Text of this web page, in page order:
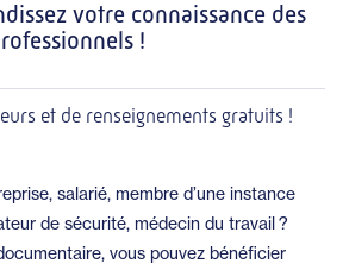
votre connaissance des
!
et de renseignements gratuits !
salarié, membre d’une instance
de sécurité, médecin du travail ?
vous pouvez bénéficier